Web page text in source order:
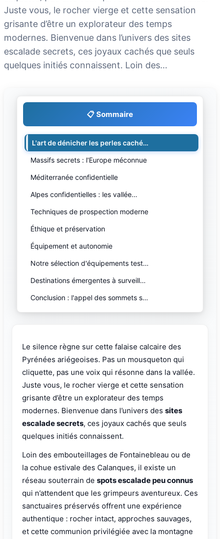
Juste vous, le rocher vierge et cette sensation
grisante d’être un explorateur des temps
modernes. Bienvenue dans l’univers des sites
escalade secrets, ces joyaux cachés que seuls
quelques initiés connaissent. Loin des…
Le silence règne sur cette falaise calcaire des
Pyrénées ariégeoises. Pas un mousqueton qui
cliquette, pas une voix qui résonne dans la vallée.
Juste vous, le rocher vierge et cette sensation
grisante d’être un explorateur des temps
modernes. Bienvenue dans l’univers des sites
escalade secrets, ces joyaux cachés que seuls
quelques initiés connaissent.
Loin des embouteillages de Fontainebleau ou de
la cohue estivale des Calanques, il existe un
réseau souterrain de spots escalade peu connus
qui n’attendent que les grimpeurs aventureux. Ces
sanctuaires préservés offrent une expérience
authentique : rocher intact, approches sauvages,
et cette communion privilégiée avec la montagne
📋 Sommaire
L'art de dénicher les perles caché…
Massifs secrets : l'Europe méconnue
Méditerranée confidentielle
Alpes confidentielles : les vallée…
Techniques de prospection moderne
Éthique et préservation
Équipement et autonomie
Notre sélection d'équipements test…
Destinations émergentes à surveill…
Conclusion : l'appel des sommets s…